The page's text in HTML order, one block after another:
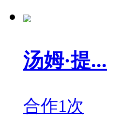
汤姆·提...
合作1次